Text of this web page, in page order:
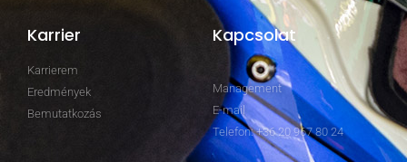
Karrier
Karrierem
Eredmények
Bemutatkozás
Kapcsolat
Management
E-mail
Telefon: +36 20 967 80 24